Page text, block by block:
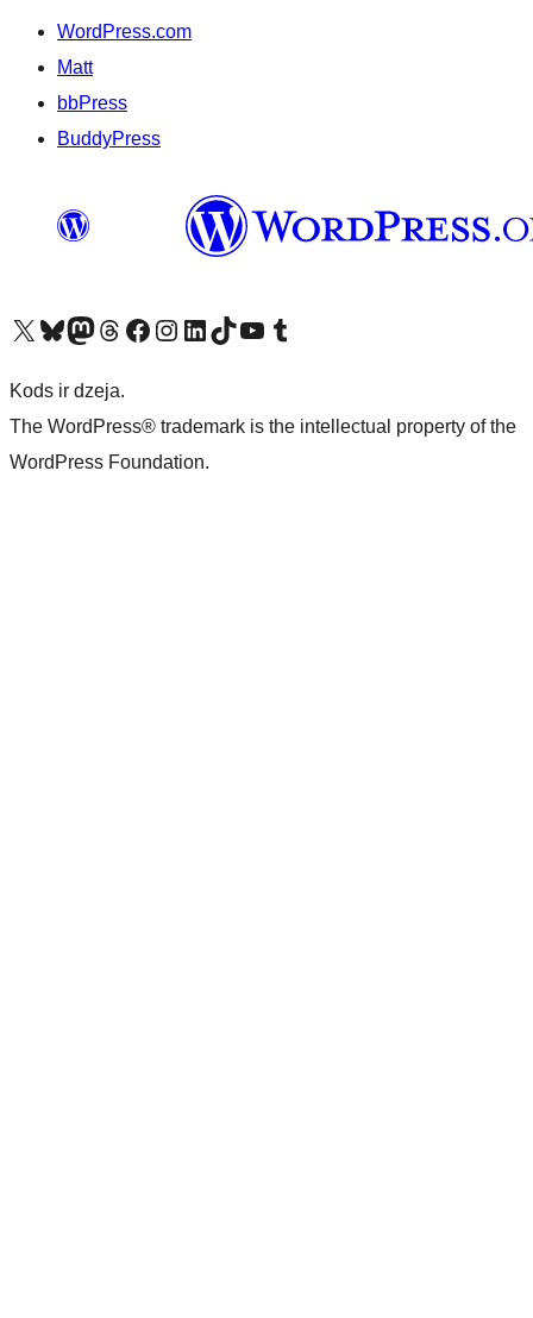
WordPress.com
Matt
bbPress
BuddyPress
Apmeklējiet mūsu X (agrāk Twitter) kontu
Apmeklējiet mūsu Bluesky kontu
Apmeklējiet mūsu Mastodon kontu
Apmeklējiet mūsu Threads kontu
Apmeklējiet mūsu Facebook lapuApmeklējiet mūsu Instagram kontu
Apmeklējiet mūsu LinkedIn kontu
Apmeklējiet mūsu TikTok kontu
Apmeklējiet mūsu YouTube kanālu
Apmeklējiet mūsu Tumblr kontu
Kods ir dzeja.
The WordPress® trademark is the intellectual property of the
WordPress Foundation.